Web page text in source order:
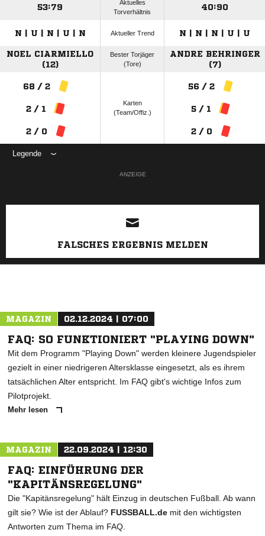
53:79
Aktuelles
Torverhältnis
40:90
N | U | N | U | N Aktueller Trend N | N | N | U | U
NOEL CIARMIELLO
(12)
Bester Torjäger
(Tore)
ANDRE BEHRINGER
(7)
68 / 2
2 / 1
2 / 0
Karten
(Team/Offiz.)
56 / 2
5 / 1
2 / 0
Legende
ANZEIGE
FALSCHES ERGEBNIS MELDEN
MAGAZIN 02.12.2024 | 07:00
FAQ: SO FUNKTIONIERT "PLAYING DOWN"
Mit dem Programm "Playing Down" werden kleinere Jugendspieler
gezielt in einer niedrigeren Altersklasse eingesetzt, als es ihrem
tatsächlichen Alter entspricht. Im FAQ gibt's wichtige Infos zum
Pilotprojekt.
Mehr lesen
MAGAZIN 22.09.2024 | 12:30
FAQ: EINFÜHRUNG DER
"KAPITÄNSREGELUNG"
Die "Kapitänsregelung" hält Einzug in deutschen Fußball. Ab wann
gilt sie? Wie ist der Ablauf? FUSSBALL.de mit den wichtigsten
Antworten zum Thema im FAQ.